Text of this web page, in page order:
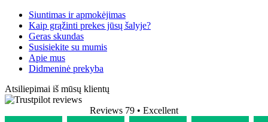
Siuntimas ir apmokėjimas
Kaip grąžinti prekes jūsų šalyje?
Geras skundas
Susisiekite su mumis
Apie mus
Didmeninė prekyba
Atsiliepimai iš mūsų klientų
Reviews 79 • Excellent